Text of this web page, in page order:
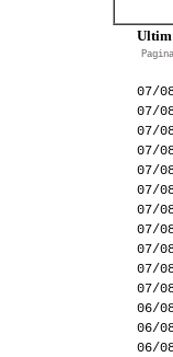
07/
07/
07/
07/
07/
07/
07/
07/
07/
07/
07/
06/
06/
06/